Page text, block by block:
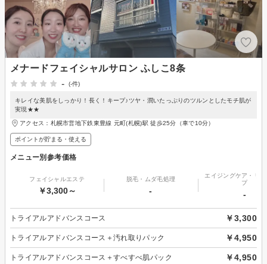
メナードフェイシャルサロン ふしこ8条
-
(-件)
キレイな美肌をしっかり！長く！キープ♪ツヤ・潤いたっぷりのツルンとしたモチ肌が
実現★★
アクセス：札幌市営地下鉄東豊線 元町(札幌)駅 徒歩25分（車で10分）
ポイントが貯まる・使える
メニュー別参考価格
フェイシャルエステ
￥3,300～
脱毛・ムダ毛処理
-
エイジングケア・リ
プ
-
トライアルアドバンスコース ￥3,300
トライアルアドバンスコース＋汚れ取りパック ￥4,950
トライアルアドバンスコース＋すべすべ肌パック ￥4,950